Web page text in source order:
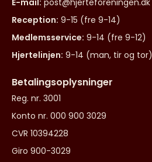
E-mail: post@hjerteforeningen.dk
Reception: 9-15 (fre 9-14)
Medlemsservice: 9-14 (fre 9-12)
Hjertelinjen: 9-14 (man, tir og tor)
Betalingsoplysninger
Reg. nr. 3001
Konto nr. 000 900 3029
CVR 10394228
Giro 900-3029